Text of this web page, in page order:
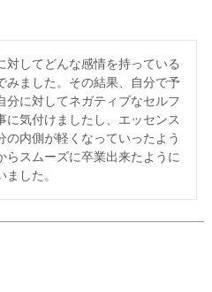
対してどんな感情を持っている
みました。その結果、自分で予
分に対してネガティブなセルフ
に気付けましたし、エッセンス
の内側が軽くなっていったよう
らスムーズに卒業出来たように
した。